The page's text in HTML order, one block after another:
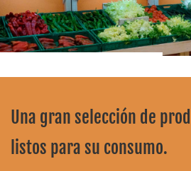
Una gran selección de
listos para su consumo.